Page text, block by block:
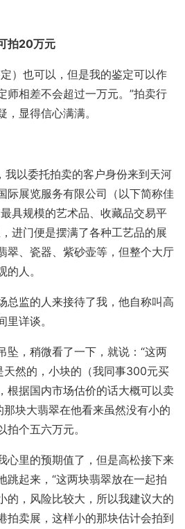
拍20万元
）也可以，但是我的鉴定可以作
师相差不会超过一万元。”拍卖行
显得信心满满。
我以委托拍卖的客户身份来到天河
际展览服务有限公司（以下简称佳
具规模的艺术品、收藏品交易平
进门便是摆满了各种工艺品的展
翠、瓷器、紫砂壶等，但整个大厅
人。
总监的人来接待了我，他自称叫高
详谈。
坠，稍微看了一下，就说：“这两
然的，小块的（我同事300元买
根据国内市场估价的话大概可以卖
块大翡翠在他看来虽然没有小的
个五六万元。
心里的预期值了，但是高松接下来
跳起来，“这两块翡翠放在一起拍
的，风险比较大，所以我建议大的
拍卖展，这样小的那块估计会拍到